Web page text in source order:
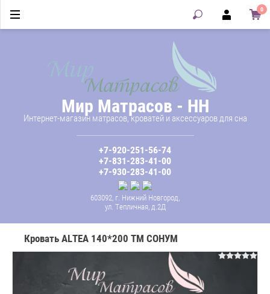
0
Мир Матрасов - НН
Интернет-магазин матрасов, кроватей и аксессуаров для сна
+7-920-251-56-74
+7-831-283-41-00
+7-930-283-41-00
603092, г. Нижний Новгород,
ул. Тепличная, д.2Д
Кровать ALTEA 140*200 ТМ СОНУМ